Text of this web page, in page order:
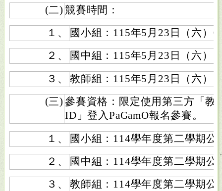
(二) 競賽時間：
１、
國小組：115年5月23日（六）
２、
國中組：115年5月23日（六）
３、
教師組：115年5月23日（六）
(三) 參賽資格：限定使用第三方「教
ID」登入PaGamO報名參賽。
１、
國小組：114學年度第二學期公
２、
國中組：114學年度第二學期公
３、
教師組：114學年度第二學期公